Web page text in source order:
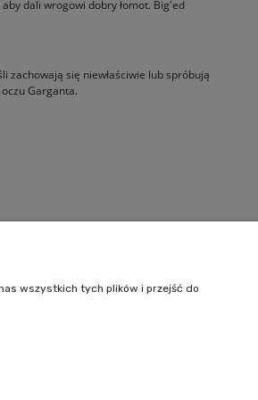
dali wrogowi dobry łomot. Big'ed
zachowają się niewłaściwie lub spróbują
Garganta.
O nas
wszystkich tych plików i przejść do